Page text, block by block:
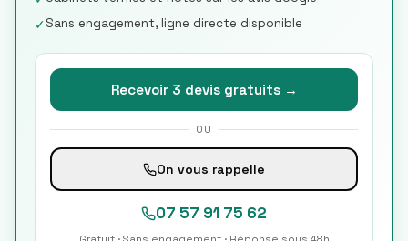
✓Sans engagement, ligne directe disponible
Recevoir 3 devis gratuits →
OU
On vous rappelle
07 57 91 75 62